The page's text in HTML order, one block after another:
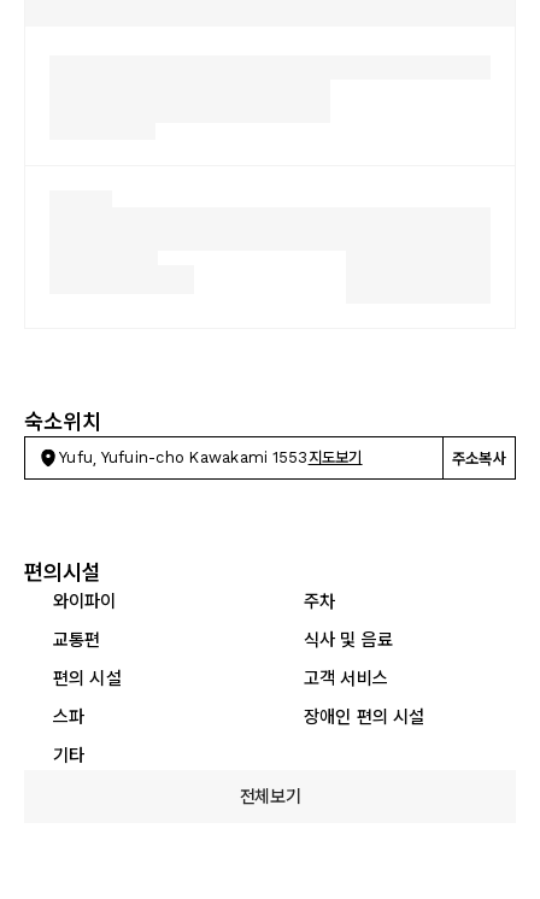
숙소위치
Yufu, Yufuin-cho Kawakami 1553 지도보기 주소복사
편의시설
와이파이
주차
교통편
식사 및 음료
편의 시설
고객 서비스
스파
장애인 편의 시설
기타
전체보기